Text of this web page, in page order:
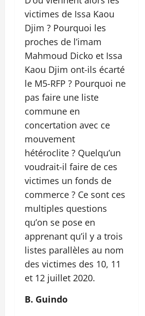
victimes de Issa Kaou
Djim ? Pourquoi les
proches de l’imam
Mahmoud Dicko et Issa
Kaou Djim ont-ils écarté
le M5-RFP ? Pourquoi ne
pas faire une liste
commune en
concertation avec ce
mouvement
hétéroclite ? Quelqu’un
voudrait-il faire de ces
victimes un fonds de
commerce ? Ce sont ces
multiples questions
qu’on se pose en
apprenant qu’il y a trois
listes parallèles au nom
des victimes des 10, 11
et 12 juillet 2020.
B. Guindo